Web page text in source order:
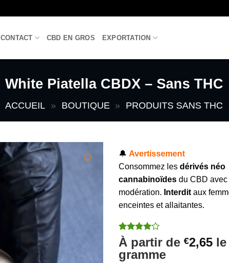
CONTACT CBD EN GROS EXPORTATION
White Piatella CBDX – Sans THC
ACCUEIL » BOUTIQUE » PRODUITS SANS THC
🔔Avertissement
Consommez lesdérivés néo
cannabinoïdes du CBD avec
modération. Interdit aux
enceintes et allaitantes.
Noté 4
sur 5
basé sur
2
À partir de€2,65 le
gramme